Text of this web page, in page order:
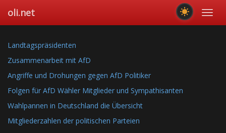
main
oli.net
Landtagspräsidenten
Zusammenarbeit mit AfD
Angriffe und Drohungen gegen AfD Politiker
Folgen für AfD Wähler Mitglieder und Sympathisanten
Wahlpannen in Deutschland die Übersicht
Mitgliederzahlen der politischen Parteien